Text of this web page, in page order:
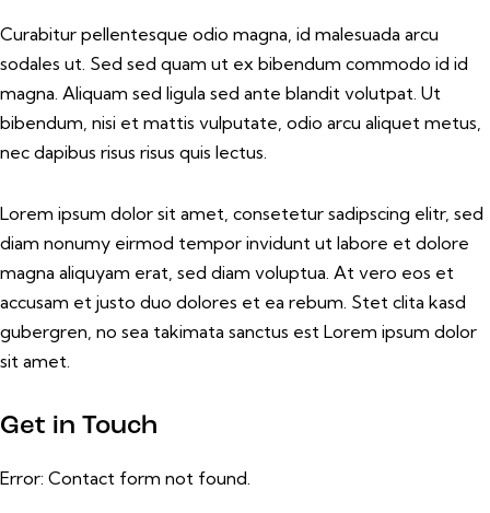
Curabitur pellentesque odio magna, id malesuada arcu
sodales ut. Sed sed quam ut ex bibendum commodo id id
magna. Aliquam sed ligula sed ante blandit volutpat. Ut
bibendum, nisi et mattis vulputate, odio arcu aliquet metus,
nec dapibus risus risus quis lectus.
Lorem ipsum dolor sit amet, consetetur sadipscing elitr, sed
diam nonumy eirmod tempor invidunt ut labore et dolore
magna aliquyam erat, sed diam voluptua. At vero eos et
accusam et justo duo dolores et ea rebum. Stet clita kasd
gubergren, no sea takimata sanctus est Lorem ipsum dolor
sit amet.
Get in Touch
Error: Contact form not found.